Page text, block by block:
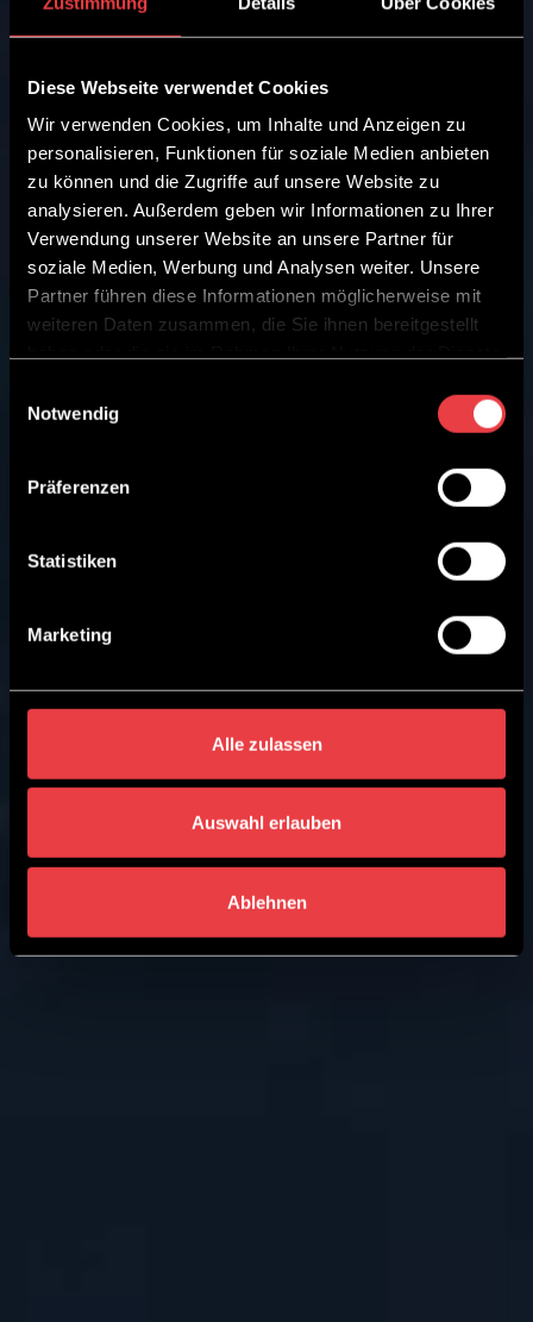
Diese Webseite verwendet Cookies
Wir verwenden Cookies, um Inhalte und Anzeigen zu
personalisieren, Funktionen für soziale Medien anbieten
zu können und die Zugriffe auf unsere Website zu
analysieren. Außerdem geben wir Informationen zu Ihrer
Verwendung unserer Website an unsere Partner für
soziale Medien, Werbung und Analysen weiter. Unsere
Partner führen diese Informationen möglicherweise mit
weiteren Daten zusammen, die Sie ihnen bereitgestellt
Notwendig
Präferenzen
Statistiken
Marketing
Alle zulassen
Auswahl erlauben
Ablehnen